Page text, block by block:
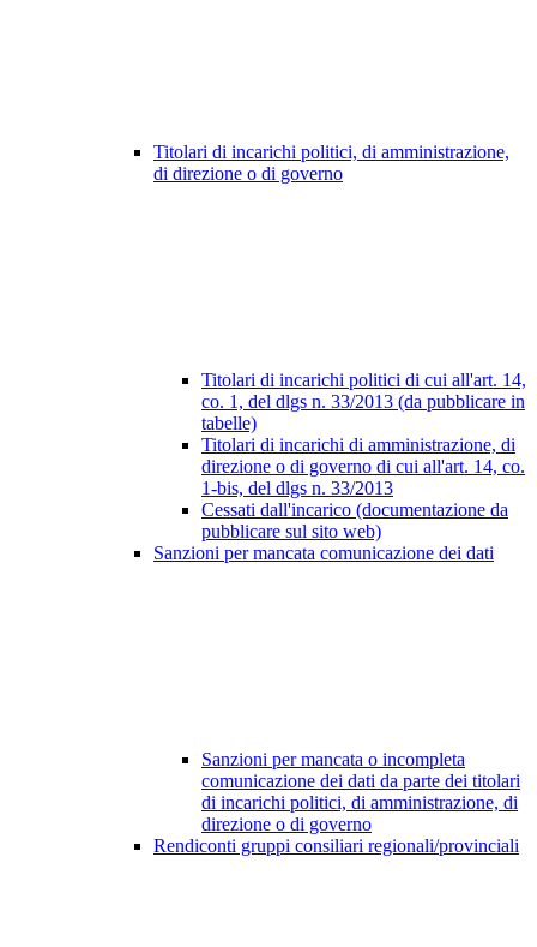
Titolari di incarichi politici, di amministrazione,
di direzione o di governo
Titolari di incarichi politici di cui all'art. 14,
co. 1, del dlgs n. 33/2013 (da pubblicare in
tabelle)
Titolari di incarichi di amministrazione, di
direzione o di governo di cui all'art. 14, co.
1-bis, del dlgs n. 33/2013
Cessati dall'incarico (documentazione da
pubblicare sul sito web)
Sanzioni per mancata comunicazione dei dati
Sanzioni per mancata o incompleta
comunicazione dei dati da parte dei titolari
di incarichi politici, di amministrazione, di
direzione o di governo
Rendiconti gruppi consiliari regionali/provinciali